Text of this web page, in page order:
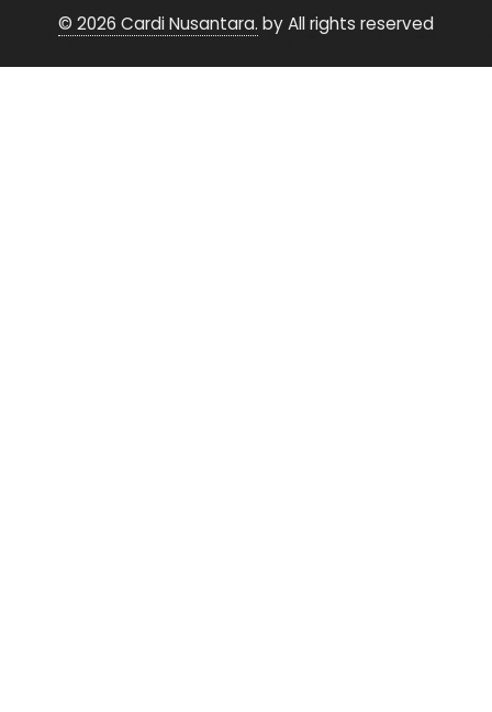
© 2026 Cardi Nusantara. by All rights reserved